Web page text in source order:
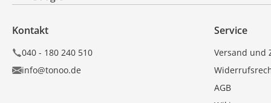
Kontakt
040 - 180 240 510
info@tonoo.de
Service
Versand und
AGB